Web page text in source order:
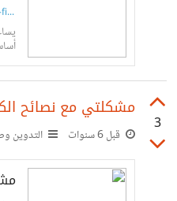
hadealahmad.com/2020/08/your-fir...
3
مشكلتي مع نصائح
قبل 6 سنوات التدوين